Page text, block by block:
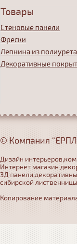
Товары
Стеновые панели
Фрески
Лепнина из
Декоративные
© Компания
Дизайн
Интернет магазин
3Д
сибирской
Копирование